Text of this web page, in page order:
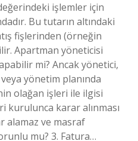
işlemler için
Bu tutarın altındaki
fişlerinden (örneğin
Apartman yöneticisi
mi? Ancak yönetici,
yönetim planında
olağan işleri ile ilgisi
kurulunca karar alınması
alamaz ve masraf
mu? 3. Fatura…